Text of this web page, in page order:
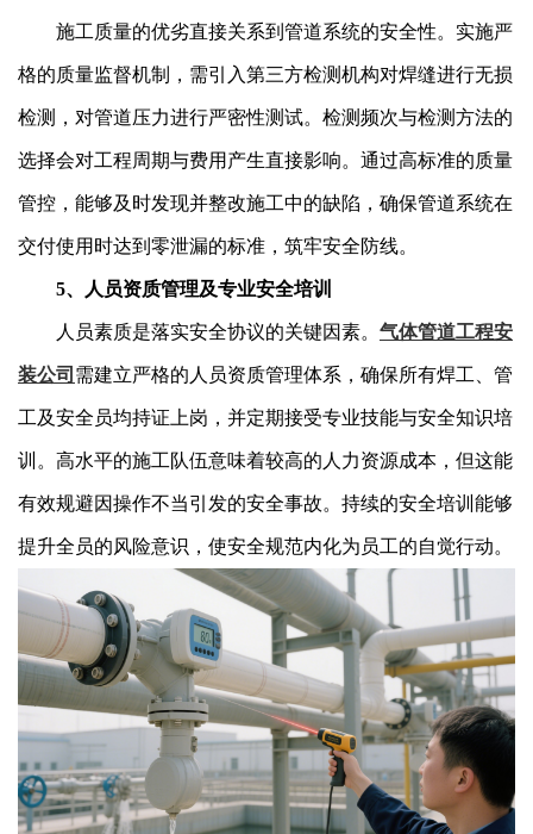
施工质量的优劣直接关系到管道系统的安全性。实施严
格的质量监督机制，需引入第三方检测机构对焊缝进行无损
检测，对管道压力进行严密性测试。检测频次与检测方法的
选择会对工程周期与费用产生直接影响。通过高标准的质量
管控，能够及时发现并整改施工中的缺陷，确保管道系统在
交付使用时达到零泄漏的标准，筑牢安全防线。
5、人员资质管理及专业安全培训
人员素质是落实安全协议的关键因素。 气体管道工程安
装公司 需建立严格的人员资质管理体系，确保所有焊工、管
工及安全员均持证上岗，并定期接受专业技能与安全知识培
训。高水平的施工队伍意味着较高的人力资源成本，但这能
有效规避因操作不当引发的安全事故。持续的安全培训能够
提升全员的风险意识，使安全规范内化为员工的自觉行动。